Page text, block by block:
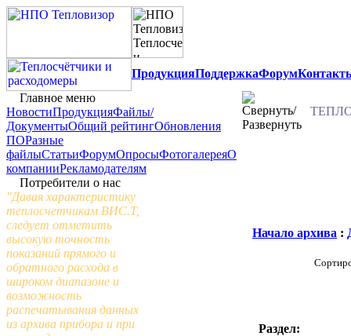
ПродукцияПоддержкаФорум
Главное меню
НовостиПродукцияФайлы/
ДокументыОбщий рейтингОбновления
ПОРазные
файлыСтатьиФорумОпросыФотогалереяО
компанииРекламодателям
Потребители о нас
"Давая характеристику
теплосчетчикам ВИС.Т,
следует отметить
высокую точность
показаний прямого и
обратного расхода в
широком диапазоне и
возможность
распечатывания данных
из архива прибора и при
Начало архива :
Раздел: